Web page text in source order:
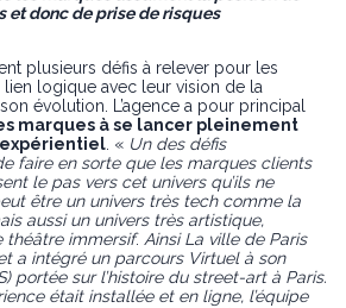
et donc de prise de risques
plusieurs défis à relever pour les
lien logique avec leur vision de la
évolution. L’agence a pour principal
marques à se lancer pleinement
. « Un des défis
faire en sorte que les marques clients
le pas vers cet univers qu’ils ne
être un univers très tech comme la
aussi un univers très artistique,
théâtre immersif. Ainsi La ville de Paris
a intégré un parcours Virtuel à son
portée sur l’histoire du street-art à Paris.
était installée et en ligne, l’équipe